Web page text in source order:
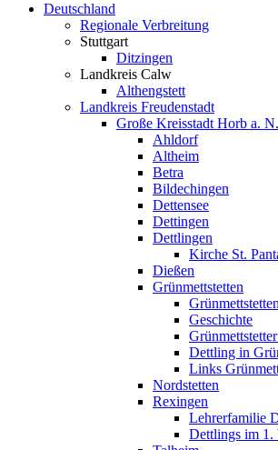
Deutschland
Regionale Verbreitung
Stuttgart
Ditzingen
Landkreis Calw
Althengstett
Landkreis Freudenstadt
Große Kreisstadt Horb a. N.
Ahldorf
Altheim
Betra
Bildechingen
Dettensee
Dettingen
Dettlingen
Kirche St.
Dießen
Grünmettstetten
Geschichte
Dettling in
Links
Nordstetten
Rexingen
Lehrerfamilie
Dettlings im 1.